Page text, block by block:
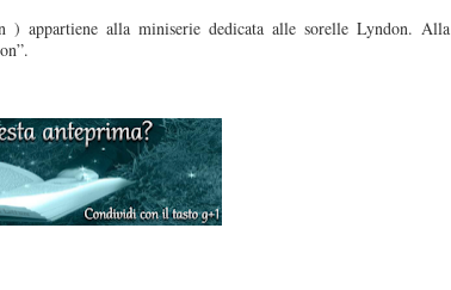
alla miniserie dedicata alle sorelle Lyndon. Alla